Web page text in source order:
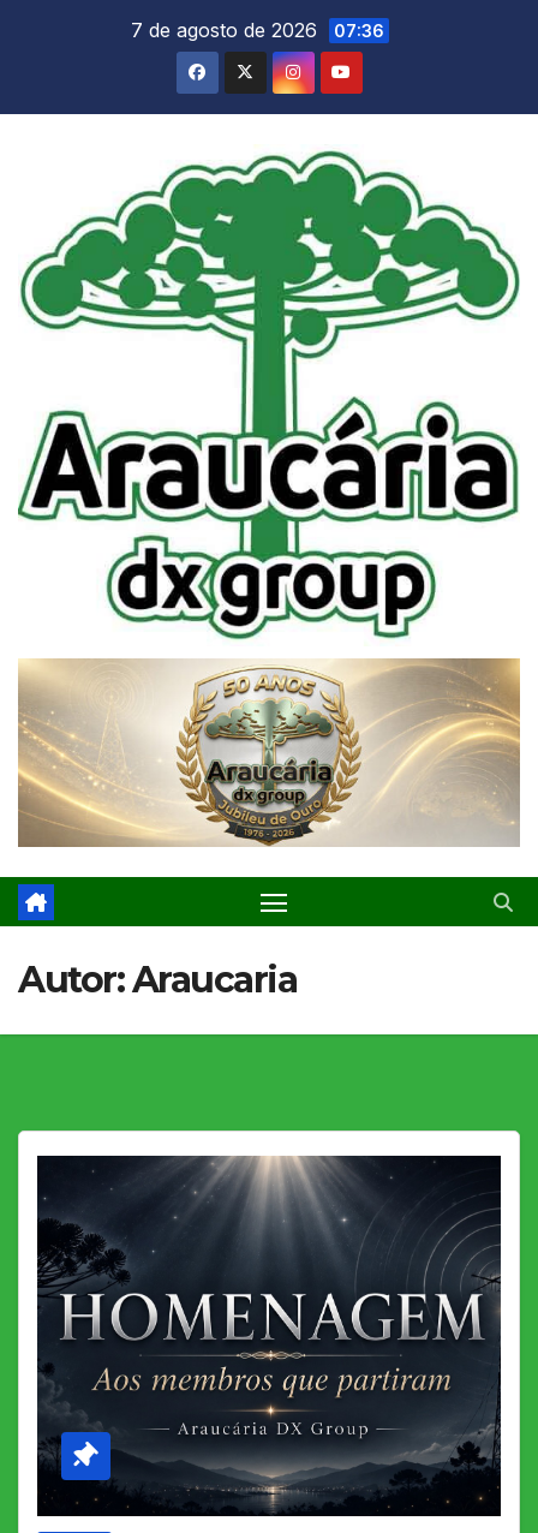
7 de agosto de 2026 07:36
Autor:Araucaria